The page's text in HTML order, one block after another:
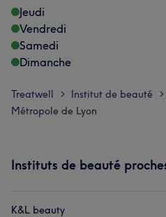
Jeudi
Vendredi
Samedi
Dimanche
Treatwell > Institut de beauté >
Métropole de Lyon
Instituts de beauté
K&L beauty